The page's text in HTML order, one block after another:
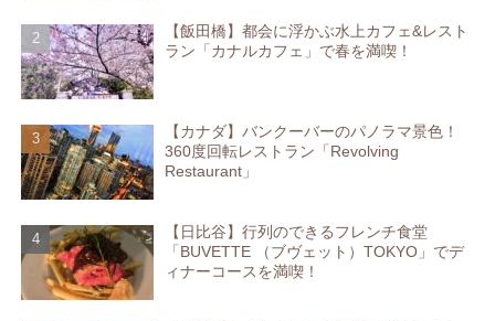
【飯田橋】都会に浮かぶ水上カフェ&レスト
ラン「カナルカフェ」で春を満喫！
【カナダ】バンクーバーのパノラマ景色！
360度回転レストラン「Revolving
Restaurant」
【日比谷】行列のできるフレンチ食堂
「BUVETTE （ブヴェット）TOKYO」でデ
ィナーコースを満喫！